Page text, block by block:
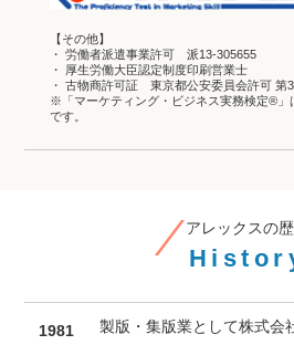
【その他】
・ 労働者派遣事業許可 派13-305655
・ 厚生労働大臣認定制度印刷営業士
・ 古物商許可証 東京都公安委員会許可 第
※「マーケティング・ビジネス実務検定®」
です。
1981 製版・集版業として株式会